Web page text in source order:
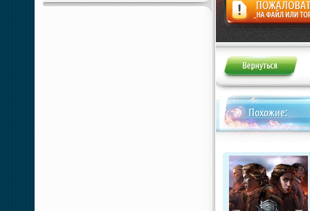
Жалоба
Похожие: